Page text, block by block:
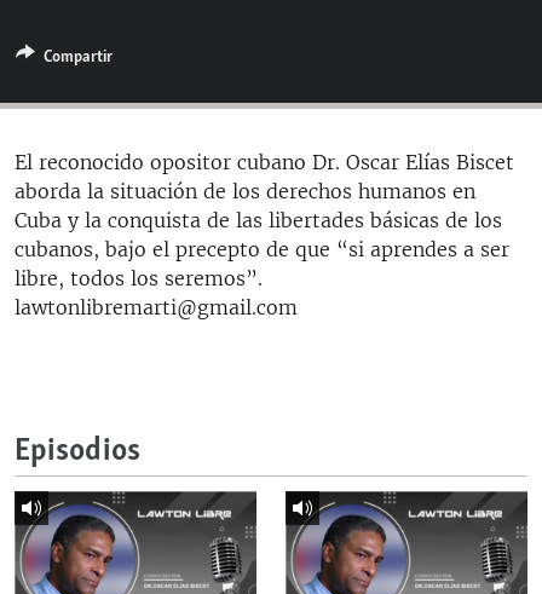
ESPECIALES
ESPECIALES
LA REALIDAD DE LA VIVIENDA EN CUBA
SER VIEJO EN CUBA
KENTU-CUBANO
LOS SANTOS DE HIALEAH
DESINFORMACIÓN RUSA EN AMÉRICA LATINA
MULTIMEDIA
EDITORIALES
SÍGUENOS
Compartir
El reconocido opositor cubano Dr. Oscar Elías Biscet
aborda la situación de los derechos humanos en
Cuba y la conquista de las libertades básicas de los
cubanos, bajo el precepto de que “si aprendes a ser
libre, todos los seremos”.
lawtonlibremarti@gmail.com
Episodios